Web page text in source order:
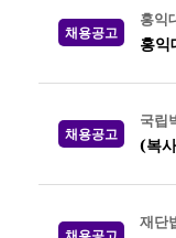
채용공고
홍익
홍익
채용공고
국립
(복
재단